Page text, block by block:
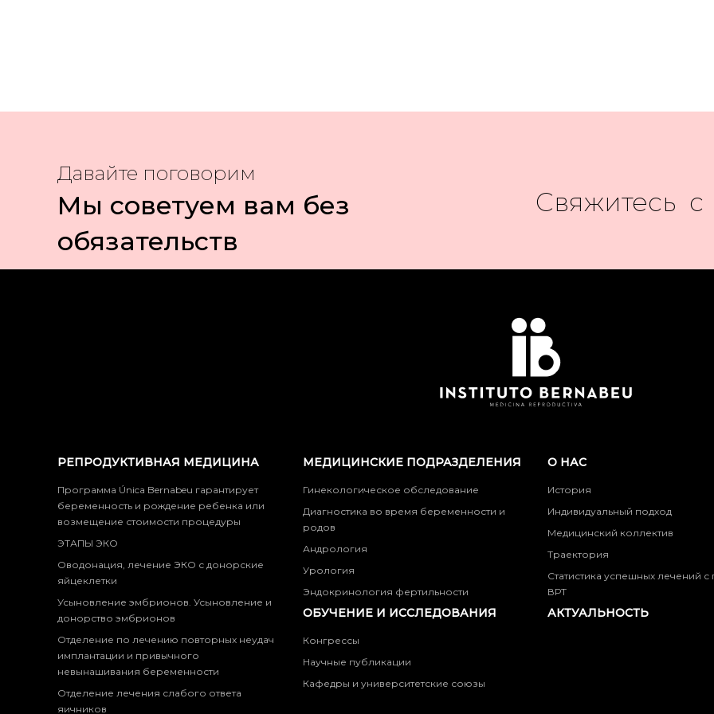
Давайте поговорим
Мы советуем вам без
обязательств
Свяжитесь
РЕПРОДУКТИВНАЯ МЕДИЦИНА
Программа Única Bernabeu гарантирует
беременность и рождение ребенка или
возмещение стоимости процедуры
ЭТАПЫ ЭКО
Оводонация, лечение ЭКО с донорские
яйцеклетки
Усыновление эмбрионов. Усыновление и
донорство эмбрионов
Отделение по лечению повторных неудач
имплантации и привычного
невынашивания беременности
Отделение лечения слабого ответа
яичников
МЕДИЦИНСКИЕ ПОДРАЗДЕЛЕНИЯ
Гинекологическое обследование
Диагностика во время беременности и
родов
Андрология
Урология
Эндокринология фертильности
ОБУЧЕНИЕ И ИССЛЕДОВАНИЯ
Конгрессы
Научные публикации
Кафедры и университетские союзы
О НАС
История
Индивидуальный подход
Медицинский коллектив
Траектория
Статистика успешных лечений
ВРТ
АКТУАЛЬНОСТЬ